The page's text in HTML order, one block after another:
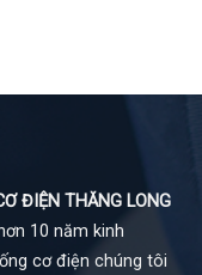
ĐIỆN THĂNG LONG
10 năm kinh
cơ điện chúng tôi